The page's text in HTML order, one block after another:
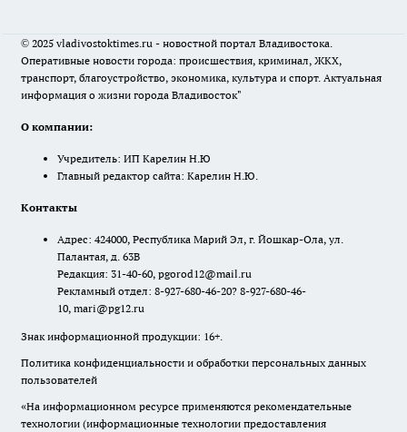
© 2025 vladivostoktimes.ru - новостной портал Владивостока.
Оперативные новости города: происшествия, криминал, ЖКХ,
транспорт, благоустройство, экономика, культура и спорт. Актуальная
информация о жизни города Владивосток"
О компании:
Учредитель: ИП Карелин Н.Ю
Главный редактор сайта: Карелин Н.Ю.
Контакты
Адрес: 424000, Республика Марий Эл, г. Йошкар-Ола, ул.
Палантая, д. 63В
Редакция: 31-40-60, pgorod12@mail.ru
Рекламный отдел: 8-927-680-46-20? 8-927-680-46-
10, mari@pg12.ru
Знак информационной продукции: 16+.
Политика конфиденциальности и обработки персональных данных
пользователей
«На информационном ресурсе применяются рекомендательные
технологии (информационные технологии предоставления